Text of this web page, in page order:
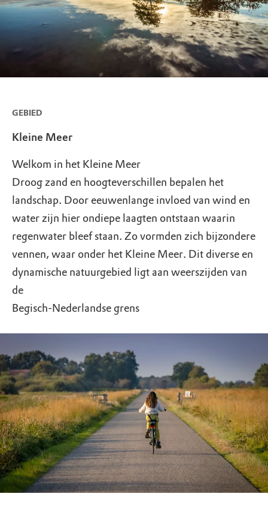
GEBIED
Kleine Meer
Welkom in het Kleine Meer
Droog zand en hoogteverschillen bepalen het
landschap. Door eeuwenlange invloed van wind en
water zijn hier ondiepe laagten ontstaan waarin
regenwater bleef staan. Zo vormden zich bijzondere
vennen, waar onder het Kleine Meer. Dit diverse en
dynamische natuurgebied ligt aan weerszijden van
de
Begisch-Nederlandse grens